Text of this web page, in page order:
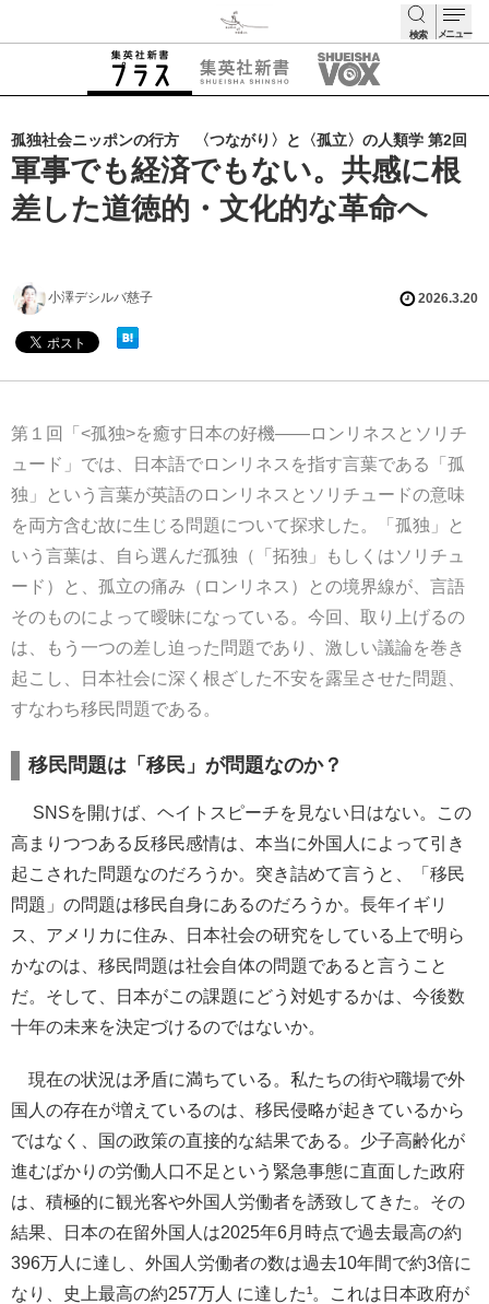
検索 メニュー
孤独社会ニッポンの行方 〈つながり〉と〈孤立〉の人類学 第2回
軍事でも経済でもない。共感に根
差した道徳的・文化的な革命へ
小澤デシルバ慈子 2026.3.20
第１回「<孤独>を癒す日本の好機——ロンリネスとソリチ
ュード」では、日本語でロンリネスを指す言葉である「孤
独」という言葉が英語のロンリネスとソリチュードの意味
を両方含む故に生じる問題について探求した。「孤独」と
いう言葉は、自ら選んだ孤独（「拓独」もしくはソリチュ
ード）と、孤立の痛み（ロンリネス）との境界線が、言語
そのものによって曖昧になっている。今回、取り上げるの
は、もう一つの差し迫った問題であり、激しい議論を巻き
起こし、日本社会に深く根ざした不安を露呈させた問題、
すなわち移民問題である。
移民問題は「移民」が問題なのか？
SNSを開けば、ヘイトスピーチを見ない日はない。この
高まりつつある反移民感情は、本当に外国人によって引き
起こされた問題なのだろうか。突き詰めて言うと、「移民
問題」の問題は移民自身にあるのだろうか。長年イギリ
ス、アメリカに住み、日本社会の研究をしている上で明ら
かなのは、移民問題は社会自体の問題であると言うこと
だ。そして、日本がこの課題にどう対処するかは、今後数
十年の未来を決定づけるのではないか。
現在の状況は矛盾に満ちている。私たちの街や職場で外
国人の存在が増えているのは、移民侵略が起きているから
ではなく、国の政策の直接的な結果である。少子高齢化が
進むばかりの労働人口不足という緊急事態に直面した政府
は、積極的に観光客や外国人労働者を誘致してきた。その
結果、日本の在留外国人は2025年6月時点で過去最高の約
396万人に達し、外国人労働者の数は過去10年間で約3倍に
なり、史上最高の約257万人 に達した¹。これは日本政府が